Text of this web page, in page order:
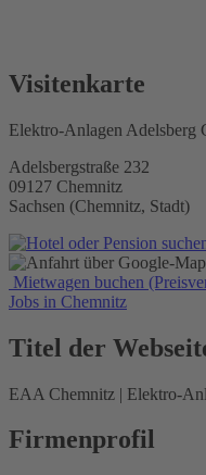
Visitenkarte
Elektro-Anlagen Adelsberg
Adelsbergstraße 232
09127 Chemnitz
Sachsen (Chemnitz, Stadt)
Mietwagen buchen
Jobs in Chemnitz
Titel der
EAA Chemnitz | Elektro-
Firmenprofil